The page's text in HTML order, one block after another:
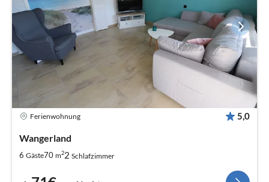
Ferienwohnung 5,0
Wangerland
6 Gäste70 m22 Schlafzimmer